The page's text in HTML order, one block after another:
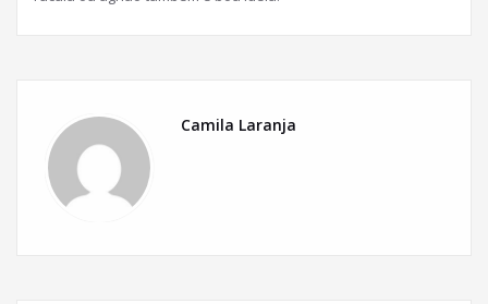
Camila Laranja